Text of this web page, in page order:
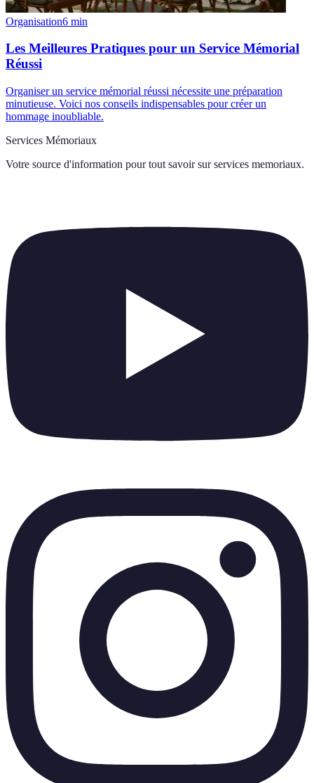
Organisation6 min
Les Meilleures Pratiques pour un Service Mémorial
Réussi
Organiser un service mémorial réussi nécessite une préparation
minutieuse. Voici nos conseils indispensables pour créer un
hommage inoubliable.
Services Mémoriaux
Votre source d'information pour tout savoir sur services memoriaux.